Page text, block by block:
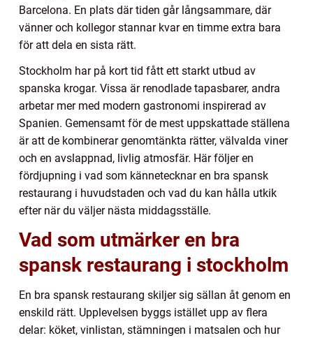
Barcelona. En plats där tiden går långsammare, där
vänner och kollegor stannar kvar en timme extra bara
för att dela en sista rätt.
Stockholm har på kort tid fått ett starkt utbud av
spanska krogar. Vissa är renodlade tapasbarer, andra
arbetar mer med modern gastronomi inspirerad av
Spanien. Gemensamt för de mest uppskattade ställena
är att de kombinerar genomtänkta rätter, välvalda viner
och en avslappnad, livlig atmosfär. Här följer en
fördjupning i vad som kännetecknar en bra spansk
restaurang i huvudstaden och vad du kan hålla utkik
efter när du väljer nästa middagsställe.
Vad som utmärker en bra
spansk restaurang i stockholm
En bra spansk restaurang skiljer sig sällan åt genom en
enskild rätt. Upplevelsen byggs istället upp av flera
delar: köket, vinlistan, stämningen i matsalen och hur